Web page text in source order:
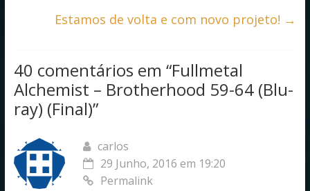
Estamos de volta e com novo projeto! →
40 comentários em “Fullmetal
Alchemist – Brotherhood 59-64 (Blu-
ray) (Final)”
carlos
29 Junho, 2016 em 19:20
Permalink